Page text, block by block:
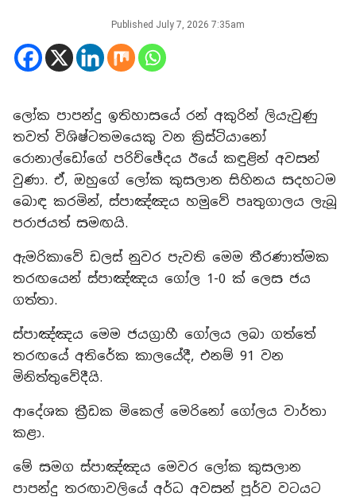
Published July 7, 2026 7:35am
ලෝක පාපන්දු ඉතිහාසයේ රන් අකුරින් ලියැවුණු
තවත් විශිෂ්ටතමයෙකු වන ක්‍රිස්ටියානෝ
රොනාල්ඩෝගේ පරිච්ඡේදය ඊයේ කඳුළින් අවසන්
වුණා. ඒ, ඔහුගේ ලෝක කුසලාන සිහිනය සදහටම
බොඳ කරමින්, ස්පාඤ්ඤය හමුවේ පෘතුගාලය ලැබූ
පරාජයත් සමඟයි.
ඇමරිකාවේ ඩලස් නුවර පැවති මෙම තීරණාත්මක
තරඟයෙන් ස්පාඤ්ඤය ගෝල 1-0 ක් ලෙස ජය
ගත්තා.
ස්පාඤ්ඤය මෙම ජයග්‍රාහී ගෝලය ලබා ගත්තේ
තරඟයේ අතිරේක කාලයේදී, එනම් 91 වන
මිනිත්තුවේදීයි.
ආදේශක ක්‍රීඩක මිකෙල් මෙරිනෝ ගෝලය වාර්තා
කළා.
මේ සමග ස්පාඤ්ඤය මෙවර ලෝක කුසලාන
පාපන්දු තරඟාවලියේ අර්ධ අවසන් පූර්ව වටයට